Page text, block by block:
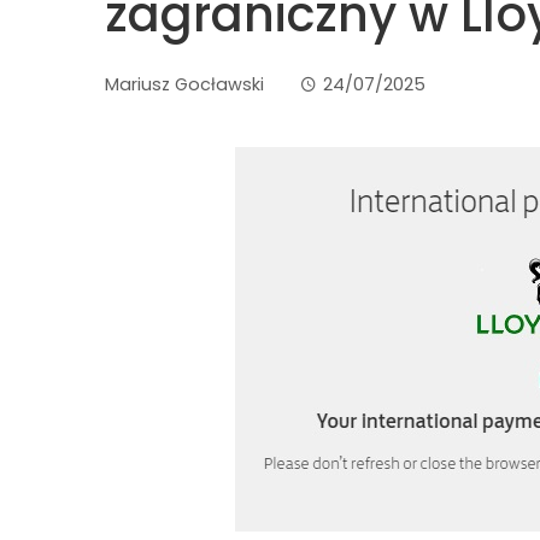
zagraniczny w
Mariusz Gocławski 24/07/2025